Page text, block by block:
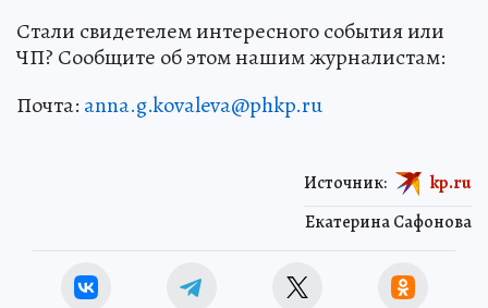
Стали свидетелем интересного события или
ЧП? Сообщите об этом нашим журналистам:
Почта: anna.g.kovaleva@phkp.ru
Екатерина Сафонова
Источник: kp.ru